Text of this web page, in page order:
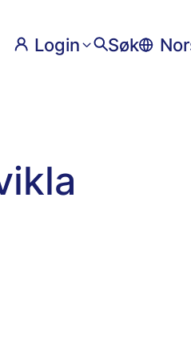
Login Søk